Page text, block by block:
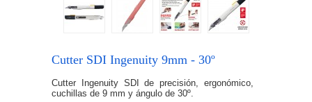
Cutter SDI Ingenuity 9mm - 30º
Cutter Ingenuity SDI de precisión, ergonómico,
cuchillas de 9 mm y ángulo de 30º.